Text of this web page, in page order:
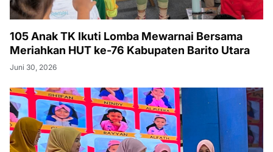
105 Anak TK Ikuti Lomba Mewarnai Bersama
Meriahkan HUT ke-76 Kabupaten Barito Utara
Juni 30, 2026